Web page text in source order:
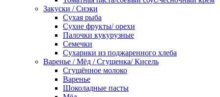
Закуски / Снэки
Сухая рыба
Сухие фрукты/ орехи
Палочки кукурузные
Семечки
Сухарики из поджаренного хлеба
Варенье / Мёд / Сгущенка/ Кисель
Сгущённое молоко
Варенье
Шоколадные пасты